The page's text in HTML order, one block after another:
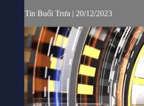
Tin Buổi Trưa | 20/12/2023